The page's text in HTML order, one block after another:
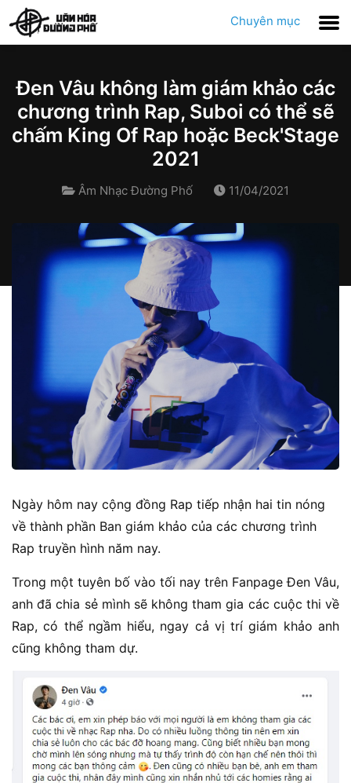
Chuyên mục
Đen Vâu không làm giám khảo các
chương trình Rap, Suboi có thể sẽ
chấm King Of Rap hoặc Beck'Stage
2021
Âm Nhạc Đường Phố 11/04/2021
Ngày hôm nay cộng đồng Rap tiếp nhận hai tin nóng
về thành phần Ban giám khảo của các chương trình
Rap truyền hình năm nay.
Trong một tuyên bố vào tối nay trên Fanpage Đen Vâu,
anh đã chia sẻ mình sẽ không tham gia các cuộc thi về
Rap, có thể ngầm hiểu, ngay cả vị trí giám khảo anh
cũng không tham dự.